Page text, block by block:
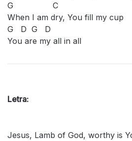
G C
When I am dry, You fill my cup
G D G D
You are my all in all
Letra:
Jesus, Lamb of God, worthy is